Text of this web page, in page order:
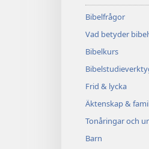
Bibelfrågor
Vad betyder
Bibelkurs
Frid & lycka
Äktenskap &
Tonåringar och
Barn